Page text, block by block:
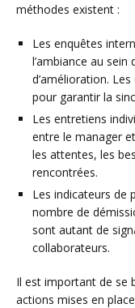
méthodes existent :
Les enquêtes
l’ambiance au sein
d’amélioration.
pour garantir la
Les entretiens
entre le manager
les attentes, les
rencontrées.
Les indicateurs de
nombre de
sont autant de
collaborateurs.
Il est important de se
actions mises en